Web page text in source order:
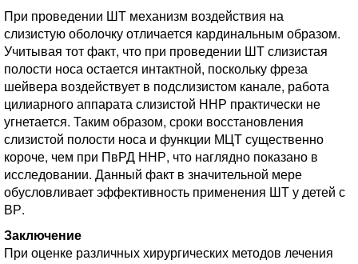
При проведении ШТ механизм воздействия на
слизистую оболочку отличается кардинальным образом.
Учитывая тот факт, что при проведении ШТ слизистая
полости носа остается интактной, поскольку фреза
шейвера воздействует в подслизистом канале, работа
цилиарного аппарата слизистой ННР практически не
угнетается. Таким образом, сроки восстановления
слизистой полости носа и функции МЦТ существенно
короче, чем при ПвРД ННР, что наглядно показано в
исследовании. Данный факт в значительной мере
обусловливает эффективность применения ШТ у детей с
ВР.
Заключение
При оценке различных хирургических методов лечения